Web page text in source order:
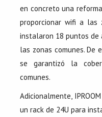
en concreto una
proporcionar wifi a las
instalaron 18 puntos de
las zonas comunes. De
se garantizó la
comunes.
Adicionalmente,
un rack de 24U para